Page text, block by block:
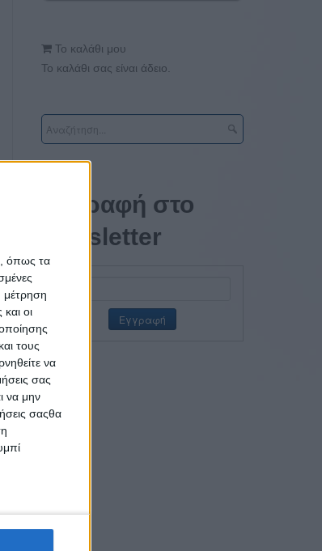
όπως τα
μέτρηση
οι
τους
να
σας
να μην
σαςθα
Το καλάθι μου
Το καλάθι σας είναι άδειο.
Εγγραφή στο
newsletter